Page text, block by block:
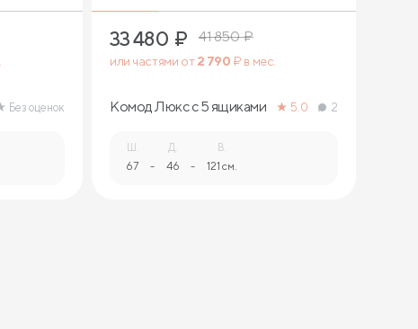
Без оценок
33 480 ₽ 41 850₽
или частями от2 790 ₽ в мес.
Комод Люкс с 5 ящиками 5.0 2
Ш.
67 -
Д.
46 -
В.
121 см.